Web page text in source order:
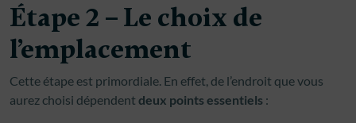
Étape 2 – Le choix de
l’emplacement
Cette étape est primordiale. En effet, de l’endroit que vous
aurez choisi dépendent deux points essentiels :